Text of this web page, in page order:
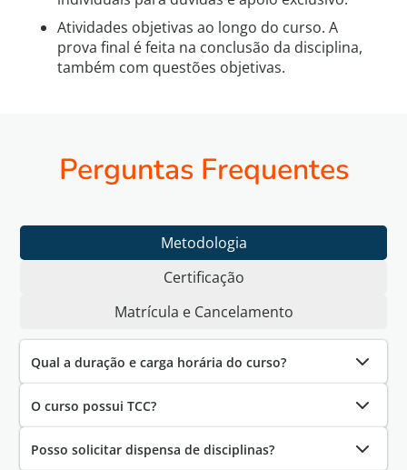
Atividades objetivas ao longo do curso. A
prova final é feita na conclusão da disciplina,
também com questões objetivas.
Perguntas Frequentes
Metodologia
Certificação
Matrícula e Cancelamento
Qual a duração e carga horária do curso?
O curso possui TCC?
Posso solicitar dispensa de disciplinas?